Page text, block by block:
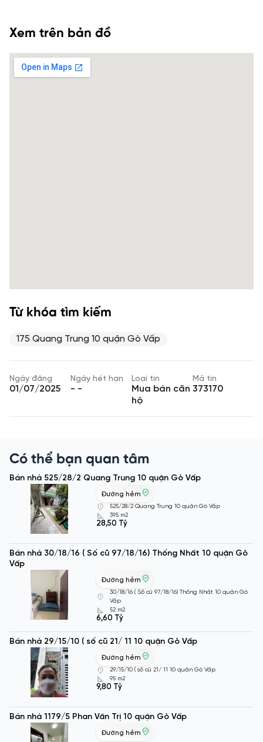
Xem trên bản đồ
Từ khóa tìm kiếm
175 Quang Trung 10 quận Gò Vấp
Ngày đăng
01/07/2025
Ngày hết hạn
- -
Loại tin
Mua bán căn
hộ
Mã tin
373170
Có thể bạn quan tâm
Bán nhà 525/28/2 Quang Trung 10 quận Gò Vấp
Đường hẻm
525/28/2 Quang Trung 10 quận Gò Vấp
395 m2
28,50 Tỷ
Bán nhà 30/18/16 ( Số cũ 97/18/16) Thống Nhất 10 quận Gò
Vấp
Đường hẻm
30/18/16 ( Số cũ 97/18/16) Thống Nhất 10 quận Gò
Vấp
52 m2
6,60 Tỷ
Bán nhà 29/15/10 ( số cũ 21/ 11 10 quận Gò Vấp
Đường hẻm
29/15/10 ( số cũ 21/ 11 10 quận Gò Vấp
95 m2
9,80 Tỷ
Bán nhà 1179/5 Phan Văn Trị 10 quận Gò Vấp
Đường hẻm